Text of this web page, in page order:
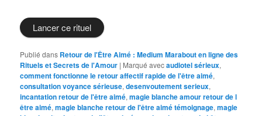
Lancer ce rituel
Publié dans Retour de l'Être Aimé : Medium Marabout en ligne des
Rituels et Secrets de l'Amour | Marqué avecaudiotel sérieux,
comment fonctionne le retour affectif rapide de l'être aimé,
consultation voyance sérieuse,desenvoutement serieux,
incantation retour de l'être aimé,magie blanche amour retour de l
être aimé,magie blanche retour de l'être aimé témoignage,magie